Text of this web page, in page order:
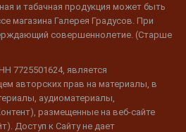
и табачная продукция может быть
магазина Галерея Градусов. При
совершеннолетие. (Старше
7725501624, является
авторских прав на материалы, в
аудиоматериалы,
размещенные на веб-сайте
Доступ к Сайту не дает